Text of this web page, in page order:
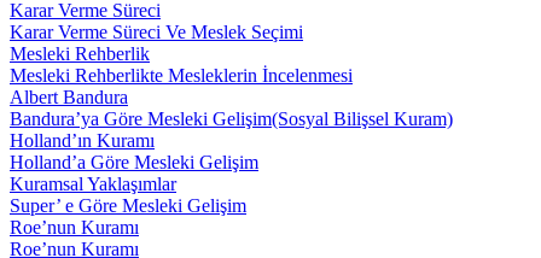
Karar Verme Süreci
Karar Verme Süreci Ve Meslek Seçimi
Mesleki Rehberlik
Mesleki Rehberlikte Mesleklerin İncelenmesi
Albert Bandura
Bandura’ya Göre Mesleki Gelişim(Sosyal Bilişsel Kuram)
Holland’ın Kuramı
Holland’a Göre Mesleki Gelişim
Kuramsal Yaklaşımlar
Super’ e Göre Mesleki Gelişim
Roe’nun Kuramı
Roe’nun Kuramı